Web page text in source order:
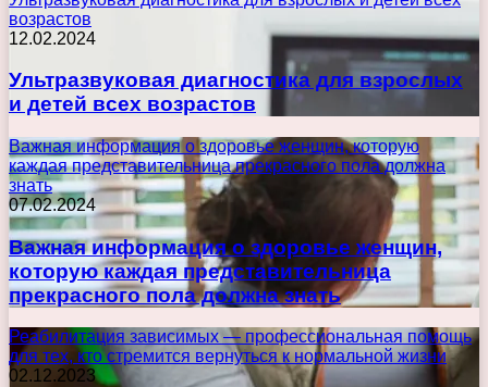
возрастов
12.02.2024
Ультразвуковая диагностика для взрослых
и детей всех возрастов
Важная информация о здоровье женщин, которую
каждая представительница прекрасного пола должна
знать
07.02.2024
Важная информация о здоровье женщин,
которую каждая представительница
прекрасного пола должна знать
Реабилитация зависимых — профессиональная помощь
для тех, кто стремится вернуться к нормальной жизни
02.12.2023